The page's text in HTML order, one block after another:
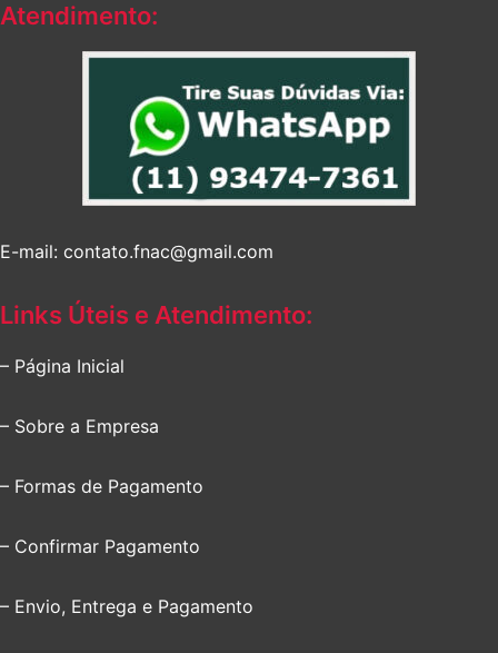
Atendimento:
E-mail: contato.fnac@gmail.com
Links Úteis e Atendimento:
– Página Inicial
– Sobre a Empresa
– Formas de Pagamento
– Confirmar Pagamento
– Envio, Entrega e Pagamento